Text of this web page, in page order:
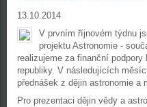
13.10.2014
V prvním říjnovém týdnu
projektu Astronomie -
realizujeme za finanční
republiky. V následujících
přednášek z dějin astronomie a
Pro prezentaci dějin vědy a